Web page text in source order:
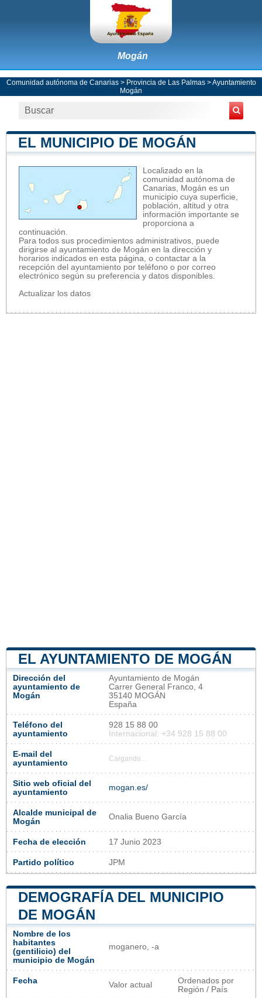
Mogán
Comunidad autónoma de Canarias> Provincia de Las Palmas>Ayuntamiento
Mogán
EL MUNICIPIO DE MOGÁN
Localizado en la
comunidad autónoma de
Canarias, Mogán es un
municipio cuya superficie,
población, altitud y otra
información importante se
proporciona a
continuación.
Para todos sus procedimientos administrativos, puede
dirigirse al ayuntamiento de Mogán en la dirección y
horarios indicados en esta página, o contactar a la
recepción del ayuntamiento por teléfono o por correo
electrónico según su preferencia y datos disponibles.
Actualizar los datos
EL AYUNTAMIENTO DE MOGÁN
Dirección del
ayuntamiento de
Mogán
Ayuntamiento de Mogán
Carrer General Franco, 4
35140 MOGÁN
España
Teléfono del
ayuntamiento
928 15 88 00
Internacional: +34 928 15 88 00
E-mail del
ayuntamiento
Cargando...
Sitio web oficial del
ayuntamiento
mogan.es/
Alcalde municipal de
Mogán
Onalia Bueno García
Fecha de elección 17 Junio 2023
Partido político JPM
DEMOGRAFÍA DEL MUNICIPIO
DE MOGÁN
Nombre de los
habitantes
(gentilicio) del
municipio de Mogán
moganero, -a
Fecha Valor actual
Ordenados por
Región / País